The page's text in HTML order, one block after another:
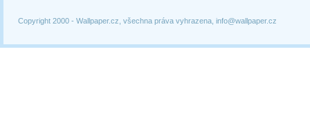
Copyright 2000 - Wallpaper.cz, všechna práva vyhrazena, info@wallpaper.cz